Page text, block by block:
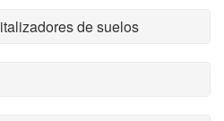
de suelos